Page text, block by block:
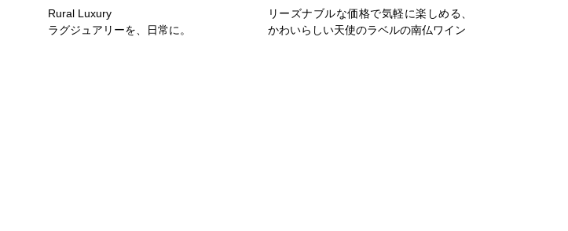
Rural Luxury
ラグジュアリーを、日常に。
リーズナブルな価格で気軽に楽しめる、
かわいらしい天使のラベルの南仏ワイン